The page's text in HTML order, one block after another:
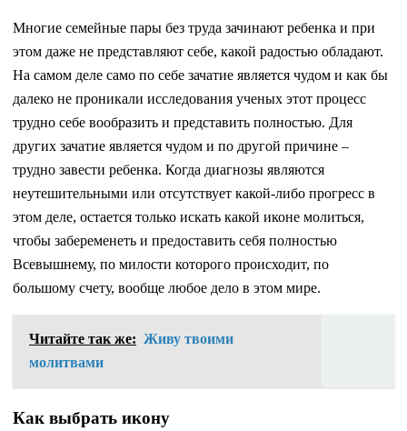
Многие семейные пары без труда зачинают ребенка и при
этом даже не представляют себе, какой радостью обладают.
На самом деле само по себе зачатие является чудом и как бы
далеко не проникали исследования ученых этот процесс
трудно себе вообразить и представить полностью. Для
других зачатие является чудом и по другой причине –
трудно завести ребенка. Когда диагнозы являются
неутешительными или отсутствует какой-либо прогресс в
этом деле, остается только искать какой иконе молиться,
чтобы забеременеть и предоставить себя полностью
Всевышнему, по милости которого происходит, по
большому счету, вообще любое дело в этом мире.
Читайте так же: Живу твоими
молитвами
Как выбрать икону